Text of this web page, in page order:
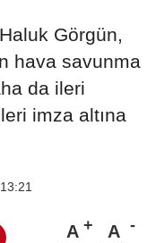
Görgün,
hava savunma
da ileri
imza altına
A A